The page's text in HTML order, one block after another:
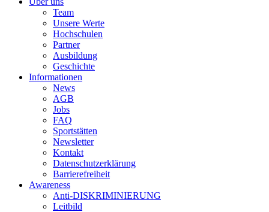
Team
Unsere Werte
Hochschulen
Partner
Ausbildung
Geschichte
Informationen
News
AGB
Jobs
FAQ
Sportstätten
Newsletter
Kontakt
Datenschutzerklärung
Barrierefreiheit
Awareness
Anti-DISKRIMINIERUNG
Leitbild